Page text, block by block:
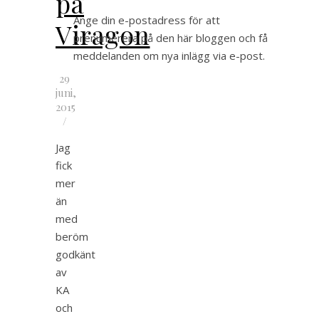
Viragon
29
juni,
2015
/
Jag
fick
mer
än
med
beröm
godkänt
av
KA
och
Ange din e-postadress för att
prenumerera på den här bloggen och få
meddelanden om nya inlägg via e-post.